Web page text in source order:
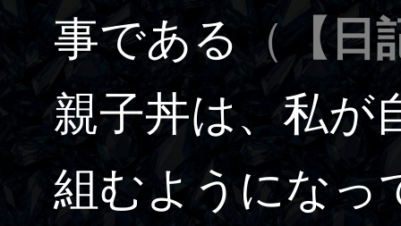
事である
（
【
親子丼は、私が
組むようになっ